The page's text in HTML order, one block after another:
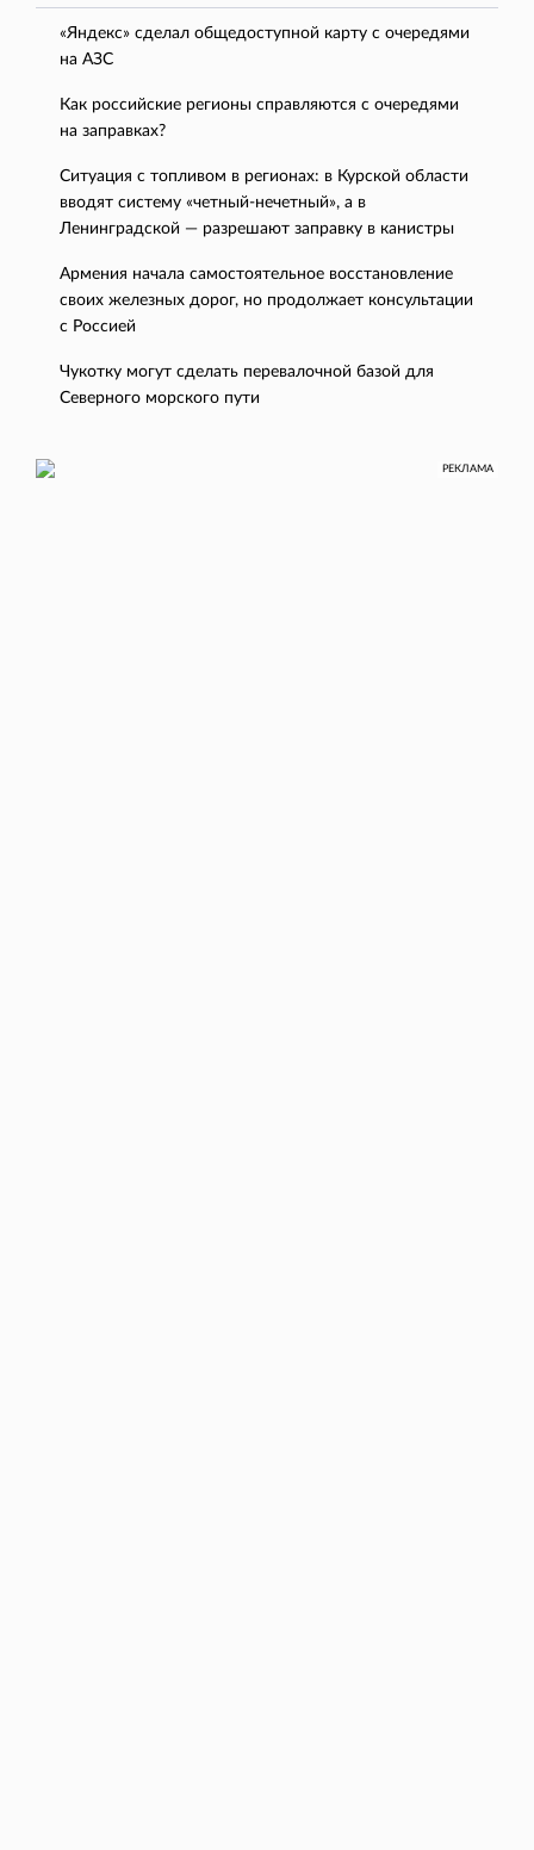
«Яндекс» сделал общедоступной карту с очередями
на АЗС
Как российские регионы справляются с очередями
на заправках?
Ситуация с топливом в регионах: в Курской области
вводят систему «четный-нечетный», а в
Ленинградской — разрешают заправку в канистры
Армения начала самостоятельное восстановление
своих железных дорог, но продолжает консультации
с Россией
Чукотку могут сделать перевалочной базой для
Северного морского пути
РЕКЛАМА